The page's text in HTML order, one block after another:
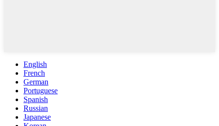
English
French
German
Portuguese
Spanish
Russian
Japanese